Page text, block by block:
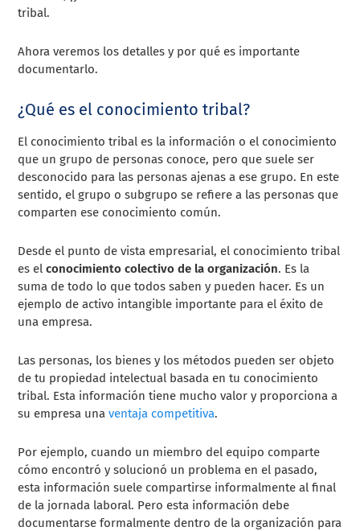
tribal.
Ahora veremos los detalles y por qué es importante
documentarlo.
¿Qué es el conocimiento tribal?
El conocimiento tribal es la información o el conocimiento
que un grupo de personas conoce, pero que suele ser
desconocido para las personas ajenas a ese grupo. En este
sentido, el grupo o subgrupo se refiere a las personas que
comparten ese conocimiento común.
Desde el punto de vista empresarial, el conocimiento tribal
es el conocimiento colectivo de la organización. Es la
suma de todo lo que todos saben y pueden hacer. Es un
ejemplo de activo intangible importante para el éxito de
una empresa.
Las personas, los bienes y los métodos pueden ser objeto
de tu propiedad intelectual basada en tu conocimiento
tribal. Esta información tiene mucho valor y proporciona a
su empresa unaventaja competitiva.
Por ejemplo, cuando un miembro del equipo comparte
cómo encontró y solucionó un problema en el pasado,
esta información suele compartirse informalmente al final
de la jornada laboral. Pero esta información debe
documentarse formalmente dentro de la organización para